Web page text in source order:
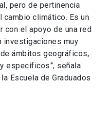
pero de pertinencia
cambio climático. Es un
con el apoyo de una red
investigaciones muy
ámbitos geográficos,
específicos”, señala
Escuela de Graduados